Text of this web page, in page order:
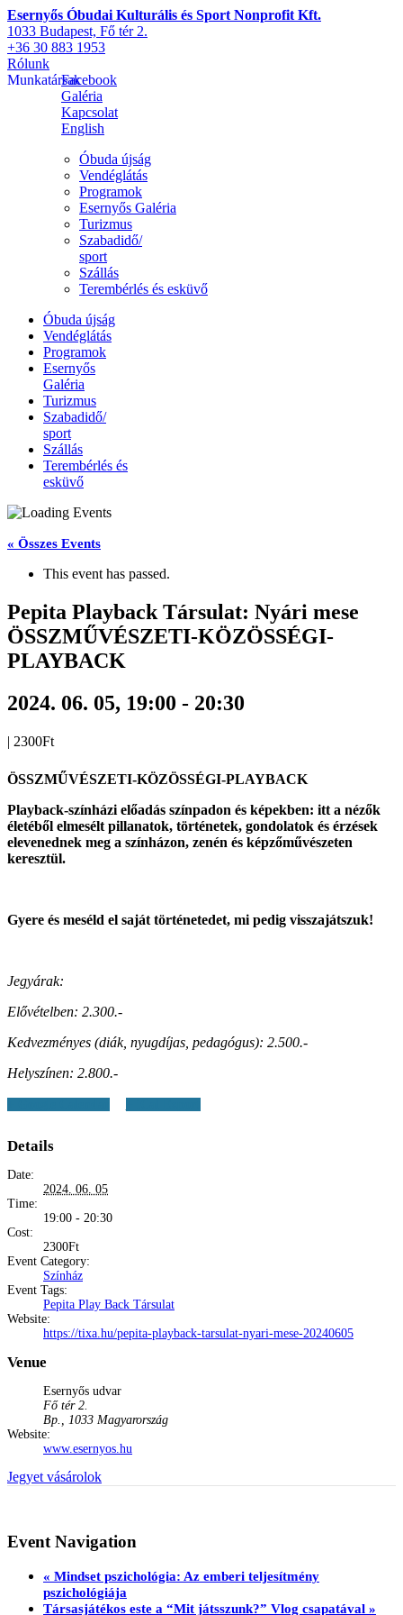
Esernyős Óbudai Kulturális és Sport Nonprofit Kft.
1033 Budapest, Fő tér 2.
+36 30 883 1953
Rólunk
MunkatársakFacebook
Galéria
Kapcsolat
English
Óbuda újság
Vendéglátás
Programok
Esernyős Galéria
Turizmus
Szabadidő/
sport
Szállás
Terembérlés és esküvő
Óbuda újság
Vendéglátás
Programok
Esernyős
Galéria
Turizmus
Szabadidő/
sport
Szállás
Terembérlés és
esküvő
« Összes Events
This event has passed.
Pepita Playback Társulat: Nyári mese
ÖSSZMŰVÉSZETI-KÖZÖSSÉGI-
PLAYBACK
2024. 06. 05, 19:00 - 20:30
| 2300Ft
ÖSSZMŰVÉSZETI-KÖZÖSSÉGI-PLAYBACK
Playback-színházi előadás színpadon és képekben: itt a nézők
életéből elmesélt pillanatok, történetek, gondolatok és érzések
elevenednek meg a színházon, zenén és képzőművészeten
keresztül.
Gyere és meséld el saját történetedet, mi pedig visszajátszuk!
Jegyárak:
Elővételben: 2.300.-
Kedvezményes (diák, nyugdíjas, pedagógus): 2.500.-
Helyszínen: 2.800.-
Details
Date:
2024. 06. 05
Time:
19:00 - 20:30
Cost:
2300Ft
Event Category:
Színház
Event Tags:
Pepita Play Back Társulat
Website:
https://tixa.hu/pepita-playback-tarsulat-nyari-mese-20240605
Venue
Esernyős udvar
Fő tér 2.
Bp. , 1033 Magyarország
Website:
www.esernyos.hu
Jegyet vásárolok
Event Navigation
« Mindset pszichológia: Az emberi teljesítmény
pszichológiája
Társasjátékos este a “Mit játsszunk?” Vlog csapatával »